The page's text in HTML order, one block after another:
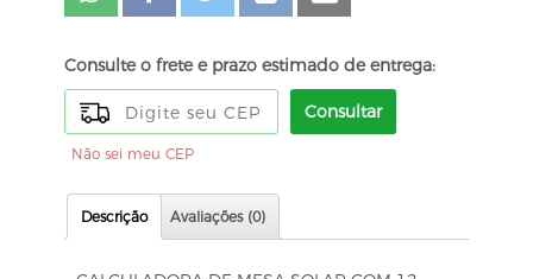
Consulte o frete e prazo estimado de entrega:
Consultar
Não sei meu CEP
Descrição Avaliações (0)